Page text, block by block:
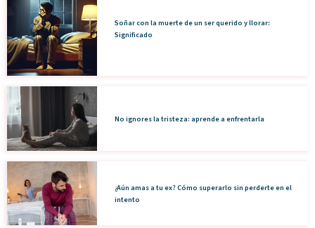
Soñar con la muerte de un ser querido y llorar:
Significado
No ignores la tristeza: aprende a enfrentarla
¿Aún amas a tu ex? Cómo superarlo sin perderte en el
intento